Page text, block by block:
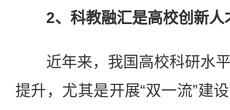
2、科教融汇是高校创新人
近年来，我国高校科研水平
提升，尤其是开展“双一流”建